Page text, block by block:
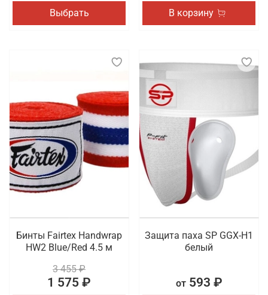
Выбрать В корзину
Бинты Fairtex Handwrap
HW2 Blue/Red 4.5 м
3 455 ₽
1 575 ₽
Защита паха SP GGX-H1
белый
от593 ₽